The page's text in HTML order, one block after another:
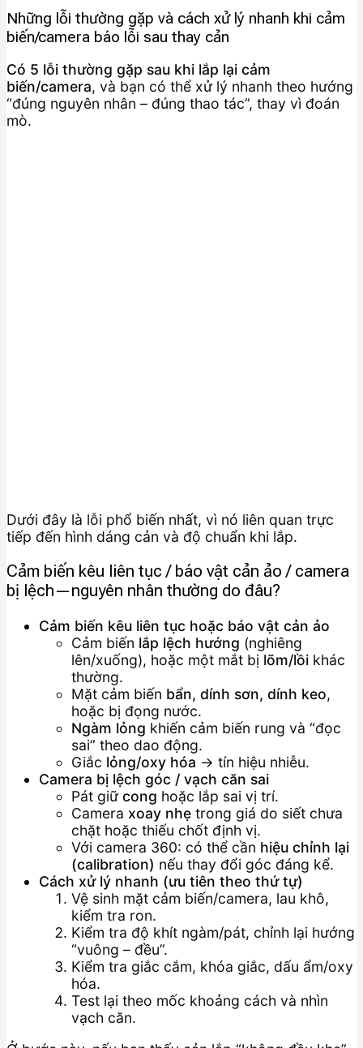
Những lỗi thường gặp và cách xử lý nhanh khi cảm
biến/camera báo lỗi sau thay cản
Có 5 lỗi thường gặp sau khi lắp lại cảm
biến/camera, và bạn có thể xử lý nhanh theo hướng
“đúng nguyên nhân – đúng thao tác”, thay vì đoán
mò.
Dưới đây là lỗi phổ biến nhất, vì nó liên quan trực
tiếp đến hình dáng cản và độ chuẩn khi lắp.
Cảm biến kêu liên tục / báo vật cản ảo / camera
bị lệch—nguyên nhân thường do đâu?
Cảm biến kêu liên tục hoặc báo vật cản ảo
Cảm biến lắp lệch hướng (nghiêng
lên/xuống), hoặc một mắt bị lõm/lồi khác
thường.
Mặt cảm biến bẩn, dính sơn, dính keo,
hoặc bị đọng nước.
Ngàm lỏng khiến cảm biến rung và “đọc
sai” theo dao động.
Giắc lỏng/oxy hóa → tín hiệu nhiễu.
Camera bị lệch góc / vạch căn sai
Pát giữcong hoặc lắp sai vị trí.
Camera xoay nhẹ trong giá do siết chưa
chặt hoặc thiếu chốt định vị.
Với camera 360: có thể cần hiệu chỉnh lại
(calibration) nếu thay đổi góc đáng kể.
Cách xử lý nhanh (ưu tiên theo thứ tự)
Vệ sinh mặt cảm biến/camera, lau khô,
kiểm tra ron.
Kiểm tra độ khít ngàm/pát, chỉnh lại hướng
“vuông – đều”.
Kiểm tra giắc cắm, khóa giắc, dấu ẩm/oxy
hóa.
Test lại theo mốc khoảng cách và nhìn
vạch căn.